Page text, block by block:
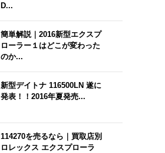
D...
簡単解説｜2016新型エクスプ
ローラー１はどこが変わった
のか...
新型デイトナ 116500LN 遂に
発表！！2016年夏発売...
114270を売るなら｜買取店別
ロレックス エクスプローラ